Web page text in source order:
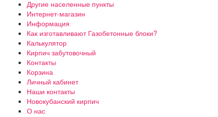
Другие населенные пункты
Интернет-магазин
Информация
Как изготавливают Газобетонные блоки?
Калькулятор
Кирпич забутовочный
Контакты
Корзина
Личный кабинет
Наши контакты
Новокубанский кирпич
О нас